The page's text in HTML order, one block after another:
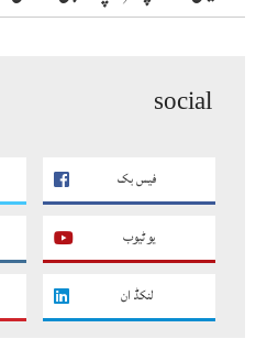
social
فیس بک
یو ٹیوب
لنکڈ ان